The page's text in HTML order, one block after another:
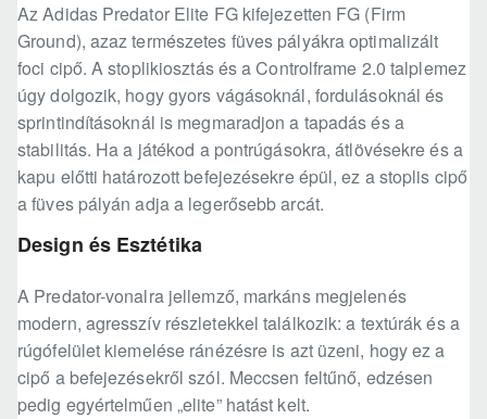
Az Adidas Predator Elite FG kifejezetten FG (Firm
Ground), azaz természetes füves pályákra optimalizált
foci cipő. A stoplikiosztás és a Controlframe 2.0 talplemez
úgy dolgozik, hogy gyors vágásoknál, fordulásoknál és
sprintindításoknál is megmaradjon a tapadás és a
stabilitás. Ha a játékod a pontrúgásokra, átlövésekre és a
kapu előtti határozott befejezésekre épül, ez a stoplis cipő
a füves pályán adja a legerősebb arcát.
Design és Esztétika
A Predator-vonalra jellemző, markáns megjelenés
modern, agresszív részletekkel találkozik: a textúrák és a
rúgófelület kiemelése ránézésre is azt üzeni, hogy ez a
cipő a befejezésekről szól. Meccsen feltűnő, edzésen
pedig egyértelműen „elite” hatást kelt.